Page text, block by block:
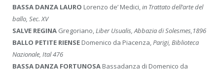
BASSA DANZA LAURO Lorenzo de’ Medici,in Trattato dell’arte del
ballo, Sec. XV
SALVE REGINA Gregoriano,Liber Usualis, Abbazia di Solesmes,1896
BALLO PETITE RIENSE Domenico da Piacenza,Parigi, Biblioteca
Nazionale, Ital 476
BASSA DANZA FORTUNOSA Bassadanza di Domenico da